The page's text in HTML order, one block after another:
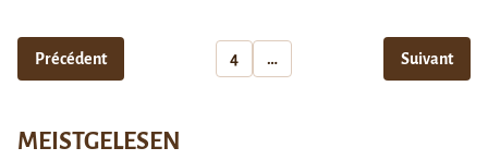
Précédent 4 … Suivant
MEISTGELESEN